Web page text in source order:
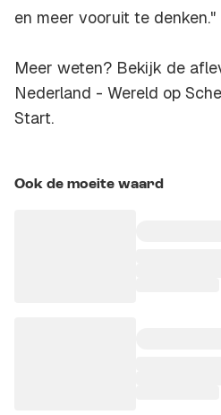
en meer vooruit te denken."
Meer weten? Bekijk de
Nederland - Wereld op
Start.
Ook de moeite waard